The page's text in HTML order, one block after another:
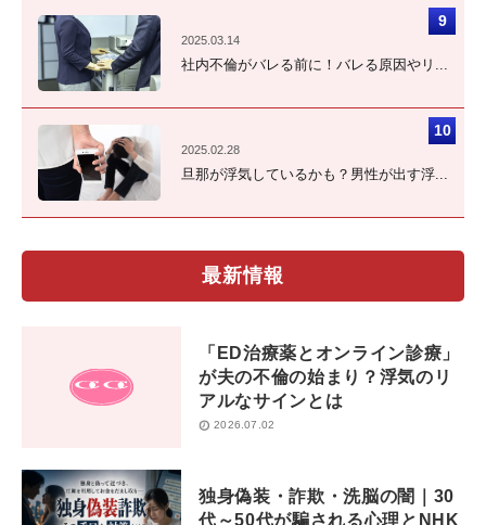
2025.03.14
社内不倫がバレる前に！バレる原因やリ...
2025.02.28
旦那が浮気しているかも？男性が出す浮...
最新情報
「ED治療薬とオンライン診療」
が夫の不倫の始まり？浮気のリ
アルなサインとは
2026.07.02
独身偽装・詐欺・洗脳の闇｜30
代～50代が騙される心理とNHK